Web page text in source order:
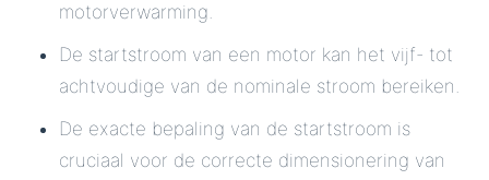
motorverwarming.
De startstroom van een motor kan het vijf- tot
achtvoudige van de nominale stroom bereiken.
De exacte bepaling van de startstroom is
cruciaal voor de correcte dimensionering van